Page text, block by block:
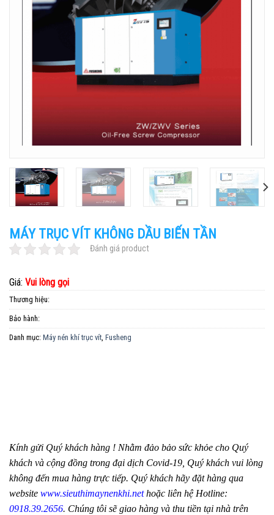
MÁY TRỤC VÍT KHÔNG DẦU BIẾN TẦN
Đánh giá product
Giá: Vui lòng gọi
Thương hiệu:
Bảo hành:
Danh mục: Máy nén khí trục vít Fusheng
Kính gửi Quý khách hàng ! Nhằm đảo bảo sức khỏe cho Quý
khách và cộng đồng trong đại dịch Covid-19, Quý khách vui lòng
không đến mua hàng trực tiếp. Quý khách hãy đặt hàng qua
website www.sieuthimaynenkhi.nethoặc liên hệ Hotline:
0918.39.2656. Chúng tôi sẽ giao hàng và thu tiền tại nhà trên